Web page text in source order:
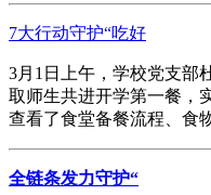
7大行动守护“吃好
3月1日上午，学校党支部
取师生共进开学第一餐，
查看了食堂备餐流程、食
全链条发力守护“